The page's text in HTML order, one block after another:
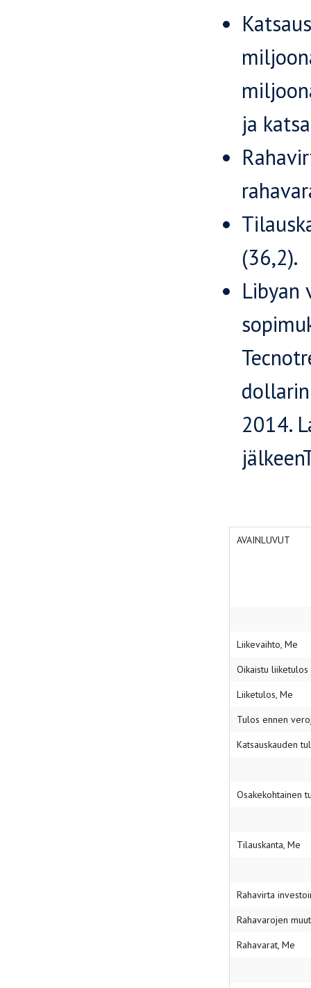
ja
(36,2).
Libyan
2014.
AVAINLUVUT
Liikevaihto, Me
Oikaistu liiketulos
Liiketulos, Me
Tulos ennen
Katsauskauden
Osakekohtainen
Tilauskanta, Me
Rahavirta
Rahavarojen
Rahavarat, Me